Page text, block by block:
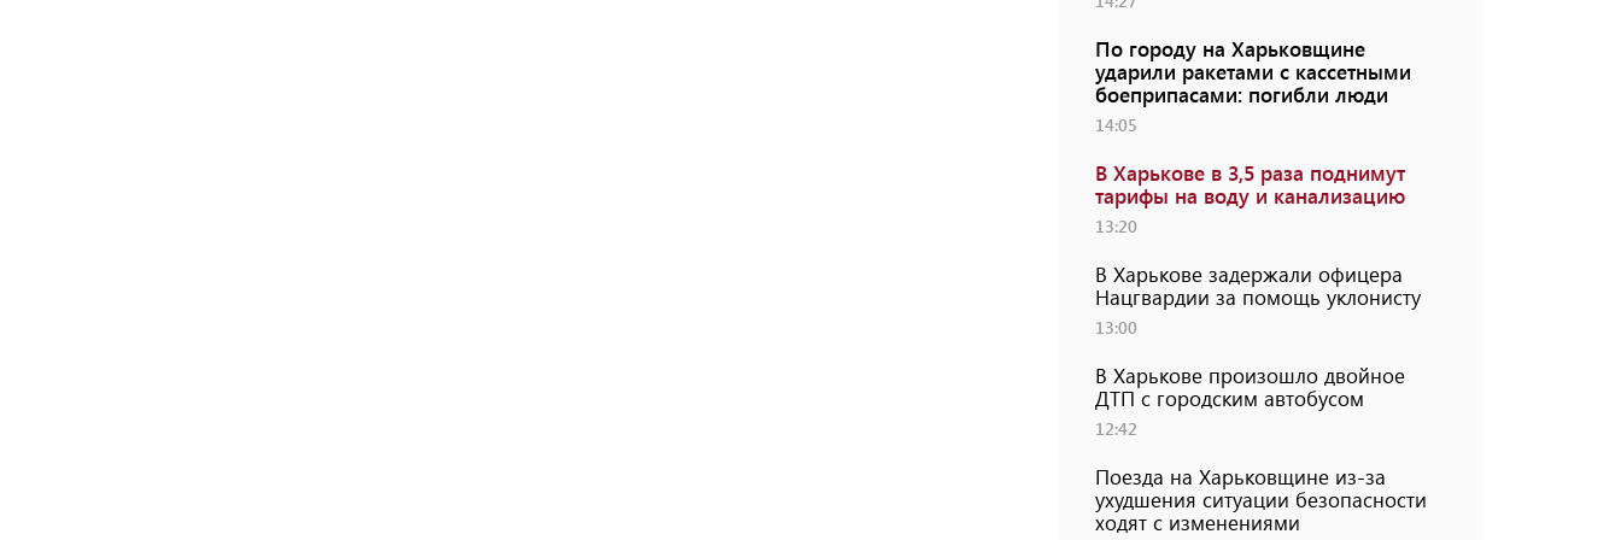
По городу на Харьковщине
ударили ракетами с кассетными
боеприпасами: погибли люди
14:05
В Харькове в 3,5 раза поднимут
тарифы на воду и канализацию
13:20
В Харькове задержали офицера
Нацгвардии за помощь уклонисту
13:00
В Харькове произошло двойное
ДТП с городским автобусом
12:42
Поезда на Харьковщине из-за
ухудшения ситуации безопасности
ходят с изменениями